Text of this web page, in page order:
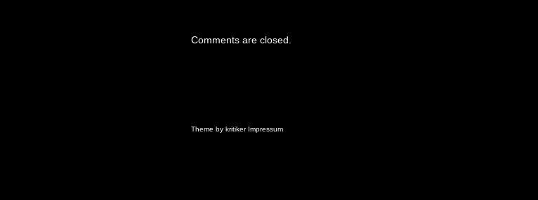
Comments are closed.
Theme by kritikerImpressum